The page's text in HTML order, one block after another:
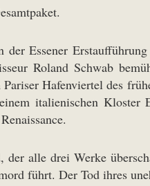
Essener
Roland Schwab
Hafenviertel des
italienischen Kloster
alle drei Werke
führt. Der Tod ihres